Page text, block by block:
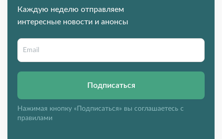
Каждую неделю отправляем
интересные новости и анонсы
Подписаться
Нажимая кнопку «Подписаться» вы соглашаетесь с
правилами